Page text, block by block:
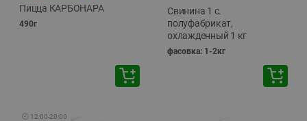
Пицца КАРБОНАРА
490г
Свинина 1 с.
полуфабрикат,
охлажденный 1 кг
фасовка: 1-2кг
🕘 12:00-20:00